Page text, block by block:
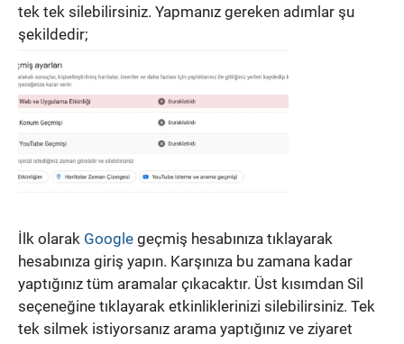
tek tek silebilirsiniz. Yapmanız gereken adımlar şu
şekildedir;
İlk olarak Google geçmiş hesabınıza tıklayarak
hesabınıza giriş yapın. Karşınıza bu zamana kadar
yaptığınız tüm aramalar çıkacaktır. Üst kısımdan Sil
seçeneğine tıklayarak etkinliklerinizi silebilirsiniz. Tek
tek silmek istiyorsanız arama yaptığınız ve ziyaret